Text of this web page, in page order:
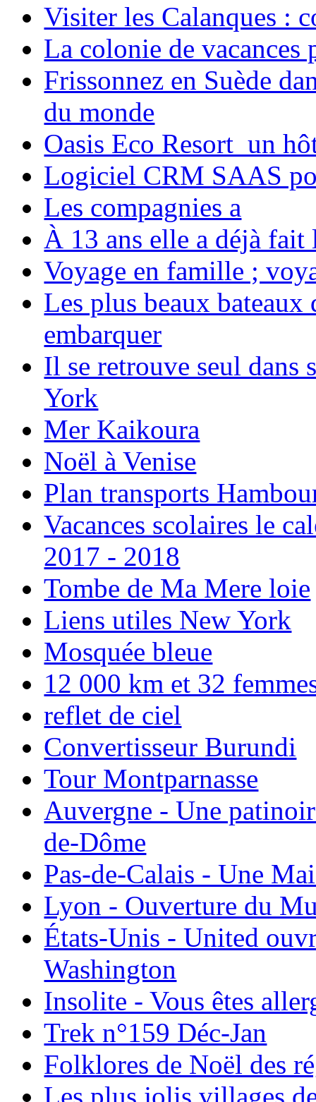
Visiter les Calanques :
La colonie de vacances
Frissonnez en Suède
du monde
Oasis Eco Resort un
Logiciel CRM SAAS
Les compagnies a
À 13 ans elle a déjà
Voyage en famille ;
Les plus beaux bateaux
embarquer
Il se retrouve seul dans
York
Mer Kaikoura
Noël à Venise
Plan transports
Vacances scolaires le
2017 - 2018
Tombe de Ma Mere loie
Liens utiles New York
Mosquée bleue
12 000 km et 32
reflet de ciel
Convertisseur Burundi
Tour Montparnasse
Auvergne - Une
de-Dôme
Pas-de-Calais - Une
Lyon - Ouverture du
États-Unis - United
Washington
Insolite - Vous êtes
Trek n°159 Déc-Jan
Folklores de Noël des
Les plus jolis villages